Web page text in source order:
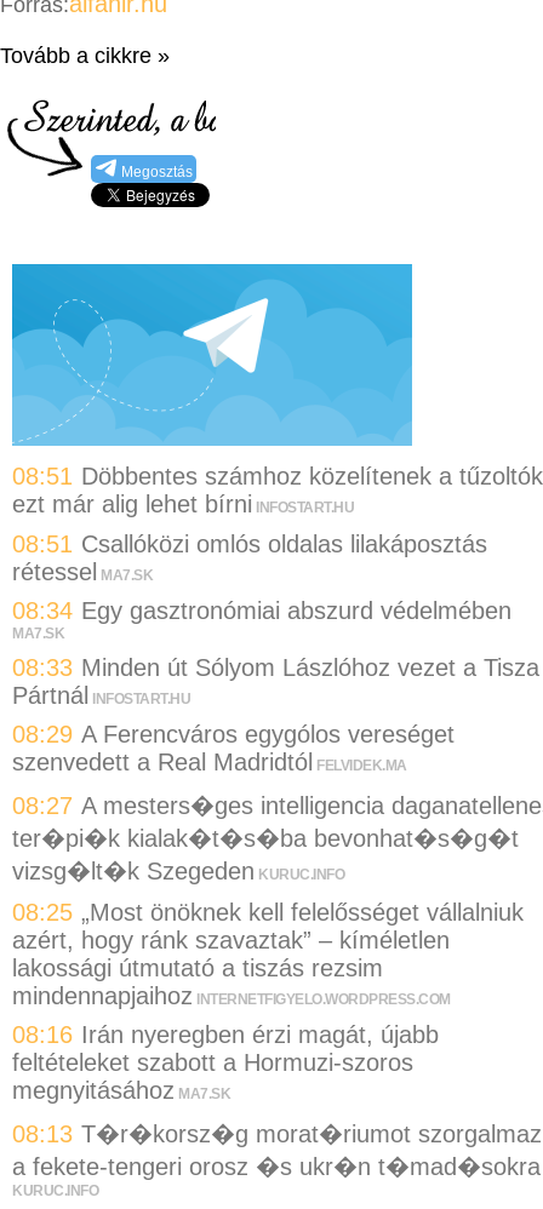
Tovább a cikkre »
Megosztás
08:51 Döbbentes számhoz közelítenek a
ezt már alig lehet bírni
INFOSTART.HU
08:51 Csallóközi omlós oldalas lilakáposztás
rétessel MA7.SK
08:34 Egy gasztronómiai abszurd védelmében
MA7.SK
08:33 Minden út Sólyom Lászlóhoz vezet a Tisza
Pártnál INFOSTART.HU
08:29 A Ferencváros egygólos vereséget
szenvedett a Real Madridtól
FELVIDEK.MA
08:27 A mesters�ges intelligencia
ter�pi�k kialak�t�s�ba bevonhat�s�g�t
vizsg�lt�k Szegeden KURUC.INFO
08:25 „Most önöknek kell felelősséget vállalniuk
azért, hogy ránk szavaztak” – kíméletlen
lakossági útmutató a tiszás rezsim
mindennapjaihoz INTERNETFIGYELO.WORDPRESS.COM
08:16 Irán nyeregben érzi magát, újabb
feltételeket szabott a Hormuzi-szoros
megnyitásához MA7.SK
08:13 T�r�korsz�g morat�riumot szorgalmaz
a fekete-tengeri orosz �s ukr�n t�mad�sokra
KURUC.INFO